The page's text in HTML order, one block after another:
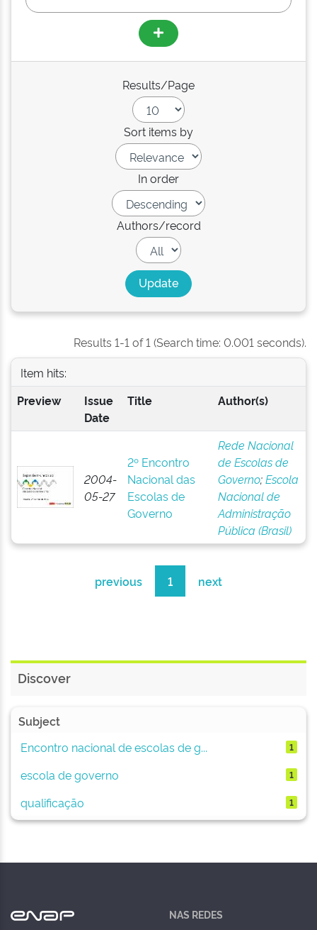
Results/Page
Sort items by
In order
Authors/record
Results 1-1 of 1 (Search time: 0.001 seconds).
Item hits:
Preview
Issue
Date
Title Author(s)
2004-
05-27
2º Encontro
Nacional das
Escolas de
Governo
Rede Nacional
de Escolas de
Governo;Escola
Nacional de
Administração
Pública (Brasil)
previous 1 next
Discover
Subject
Encontro nacional de escolas de g...
1
escola de governo 1
qualificação 1
NAS REDES